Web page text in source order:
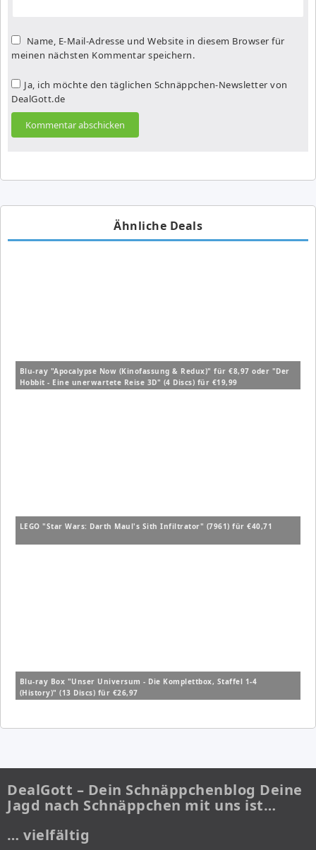
Name, E-Mail-Adresse und Website in diesem Browser für
meinen nächsten Kommentar speichern.
Ja, ich möchte den täglichen Schnäppchen-Newsletter von
DealGott.de
Ähnliche Deals
Blu-ray "Apocalypse Now (Kinofassung & Redux)" für €8,97 oder "Der
Hobbit - Eine unerwartete Reise 3D" (4 Discs) für €19,99
LEGO "Star Wars: Darth Maul's Sith Infiltrator" (7961) für €40,71
Blu-ray Box "Unser Universum - Die Komplettbox, Staffel 1-4
(History)" (13 Discs) für €26,97
DealGott – Dein Schnäppchenblog Deine
Jagd nach Schnäppchen mit uns ist…
… vielfältig